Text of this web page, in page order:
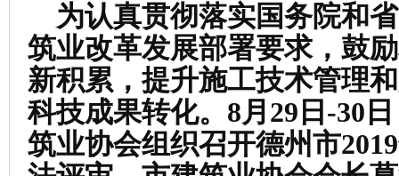
为认真贯彻落实国务院和
筑业改革发展部署要求，鼓
新积累，提升施工技术管理
科技成果转化。 8月 29 日 -30日
筑业协会组织召开德州市